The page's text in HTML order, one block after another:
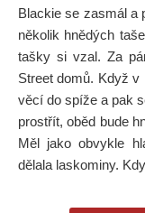
Blackie se zasmál a
několik hnědých
tašky si vzal. Za
Street domů. Když v
věcí do spíže a pak
prostřít, oběd bude
Měl jako obvykle
dělala laskominy.